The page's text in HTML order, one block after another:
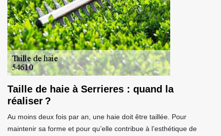
Taille de haie à Serrieres : quand la
réaliser ?
Au moins deux fois par an, une haie doit être taillée. Pour
maintenir sa forme et pour qu’elle contribue à l’esthétique de